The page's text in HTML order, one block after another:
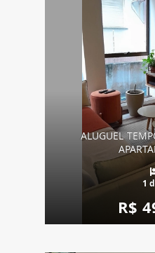
ALUGUEL
1
R$